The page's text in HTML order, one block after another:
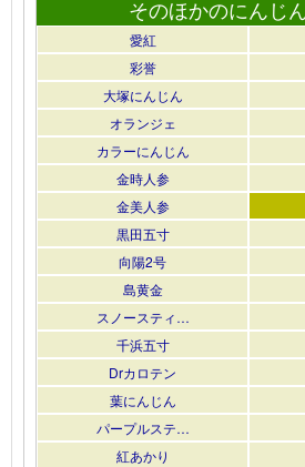
そのほかのにんじ
愛紅
彩誉
大塚にんじん
オランジェ
カラーにんじん
金時人参
金美人参
黒田五寸
向陽2号
島黄金
スノースティ…
千浜五寸
Drカロテン
葉にんじん
パープルステ…
紅あかり